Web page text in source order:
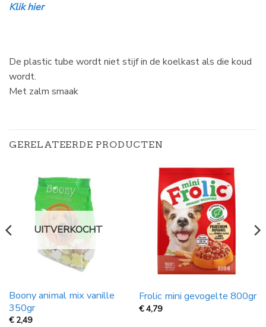
Klik hier
De plastic tube wordt niet stijf in de koelkast als die koud
wordt.
Met zalm smaak
GERELATEERDE PRODUCTEN
UITVERKOCHT
Boony animal mix vanille
350gr
€ 2,49
Frolic mini gevogelte 800gr
€4,79